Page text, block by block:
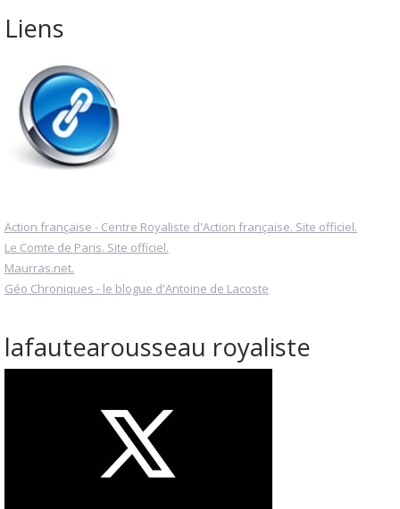
Liens
Action française - Centre Royaliste d'Action française. Site officiel.
Le Comte de Paris. Site officiel.
Maurras.net.
Géo Chroniques - le blogue d'Antoine de Lacoste
lafautearousseau royaliste